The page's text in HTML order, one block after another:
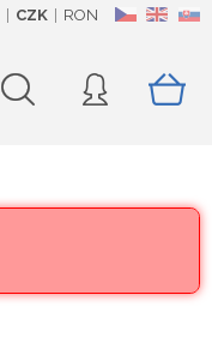
CZ EN SK
CZK RON